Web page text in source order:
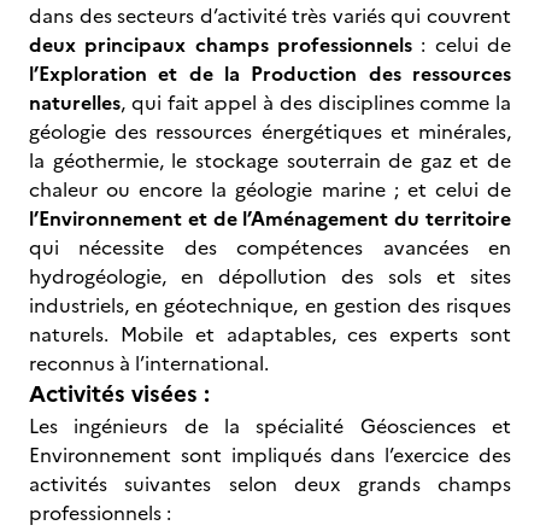
dans des secteurs d’activité très variés qui couvrent
deux principaux champs professionnels : celui de
l’Exploration et de la Production des ressources
naturelles, qui fait appel à des disciplines comme la
géologie des ressources énergétiques et minérales,
la géothermie, le stockage souterrain de gaz et de
chaleur ou encore la géologie marine ; et celui de
l’Environnement et de l’Aménagement du territoire
qui nécessite des compétences avancées en
hydrogéologie, en dépollution des sols et sites
industriels, en géotechnique, en gestion des risques
naturels. Mobile et adaptables, ces experts sont
reconnus à l’international.
Activités visées :
Les ingénieurs de la spécialité Géosciences et
Environnement sont impliqués dans l’exercice des
activités suivantes selon deux grands champs
professionnels :